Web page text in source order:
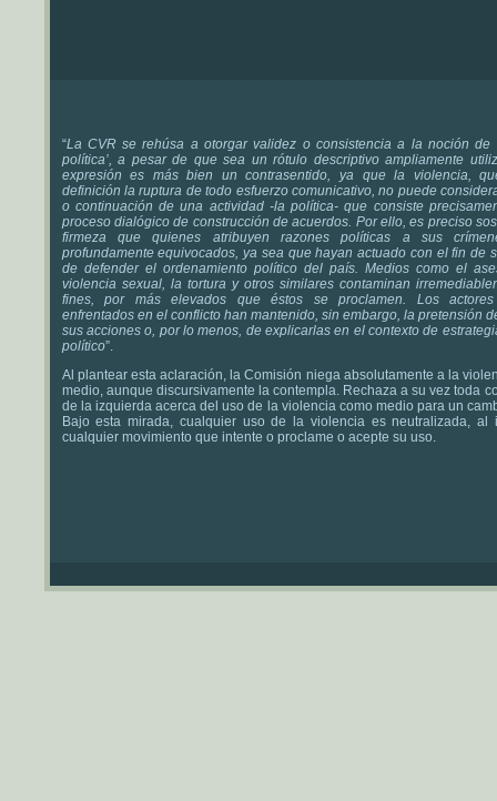
“La CVR se rehúsa a otorgar validez o consistencia a la noción de
política’, a pesar de que sea un rótulo descriptivo ampliamente
expresión es más bien un contrasentido, ya que la violencia,
definición la ruptura de todo esfuerzo comunicativo, no puede
o continuación de una actividad -la política- que consiste
proceso dialógico de construcción de acuerdos. Por ello, es preciso
firmeza que quienes atribuyen razones políticas a sus
profundamente equivocados, ya sea que hayan actuado con el fin de
de defender el ordenamiento político del país. Medios como el
violencia sexual, la tortura y otros similares contaminan
fines, por más elevados que éstos se proclamen. Los actores
enfrentados en el conflicto han mantenido, sin embargo, la pretensión
sus acciones o, por lo menos, de explicarlas en el contexto de
político”.
Al plantear esta aclaración, la Comisión niega absolutamente a la
medio, aunque discursivamente la contempla. Rechaza a su vez toda
de la izquierda acerca del uso de la violencia como medio para un
Bajo esta mirada, cualquier uso de la violencia es neutralizada, al
cualquier movimiento que intente o proclame o acepte su uso.